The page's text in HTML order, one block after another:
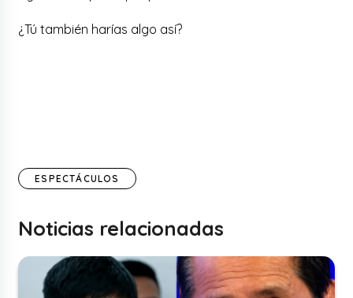
¿Tú también harías algo así?
ESPECTÁCULOS
Noticias relacionadas